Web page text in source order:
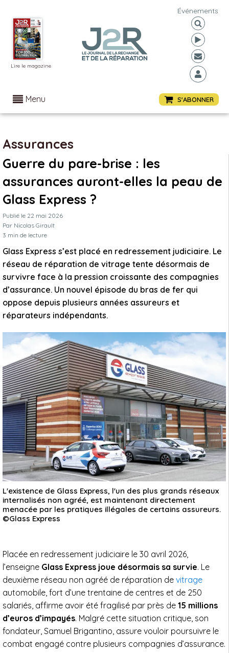
Lire le magazine
Événements
Menu S'ABONNER
Assurances
Guerre du pare-brise : les
assurances auront-elles la peau de
Glass Express ?
Publié le 22 mai 2026
Par Nicolas Girault
3 min de lecture
Glass Express s’est placé en redressement judiciaire. Le
réseau de réparation de vitrage tente désormais de
survivre face à la pression croissante des compagnies
d’assurance. Un nouvel épisode du bras de fer qui
oppose depuis plusieurs années assureurs et
réparateurs indépendants.
L'existence de Glass Express, l'un des plus grands réseaux
internalisés non agréé, est maintenant directement
menacée par les pratiques illégales de certains assureurs.
©Glass Express
Placée en redressement judiciaire le 30 avril 2026,
l’enseigne Glass Express joue désormais sa survie. Le
deuxième réseau non agréé de réparation de vitrage
automobile, fort d’une trentaine de centres et de 250
salariés, affirme avoir été fragilisé par près de 15 millions
d’euros d’impayés. Malgré cette situation critique, son
fondateur, Samuel Brigantino, assure vouloir poursuivre le
combat engagé contre plusieurs compagnies d’assurance.